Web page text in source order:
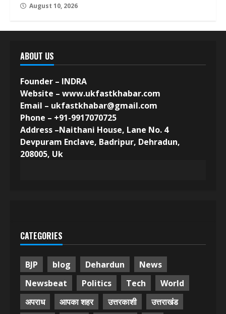
August 10, 2026
ABOUT US
Founder – INDRA
Website – www.ukfastkhabar.com
Email – ukfastkhabar@gmail.com
Phone – +91-9917070725
Address –Naithani House, Lane No. 4
Devpuram Enclave, Badripur, Dehradun,
208005, Uk
CATEGORIES
BJP blog Dehardun
News
Newsbeat
Politics Tech
World
अपराध
आपका शहर उत्तरकाशी
उत्तराखंड